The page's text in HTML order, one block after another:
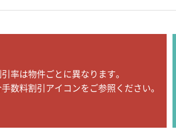
率は物件ごとに異なります。
数料割引アイコンをご参照ください。